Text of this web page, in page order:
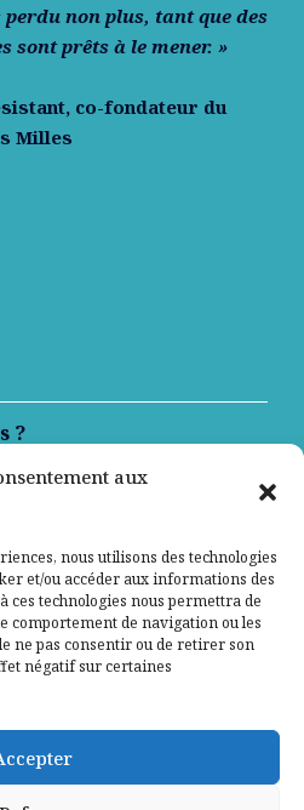
aux
nous utilisons des technologies
et/ou accéder aux informations des
ces technologies nous permettra de
comportement de navigation ou les
ne pas consentir ou de retirer son
négatif sur certaines
non plus, tant que des
sont prêts à le mener. »
co-fondateur du
Milles
?